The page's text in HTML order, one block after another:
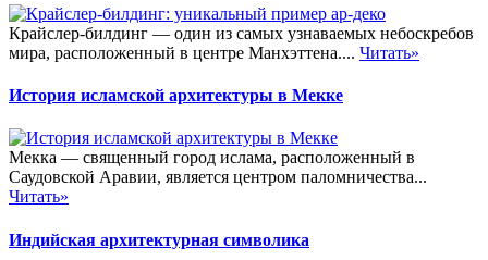
Крайслер-билдинг — один из самых узнаваемых небоскребов
мира, расположенный в центре Манхэттена.... Читать»
История исламской архитектуры в Мекке
Мекка — священный город ислама, расположенный в
Саудовской Аравии, является центром паломничества...
Читать»
Индийская архитектурная символика